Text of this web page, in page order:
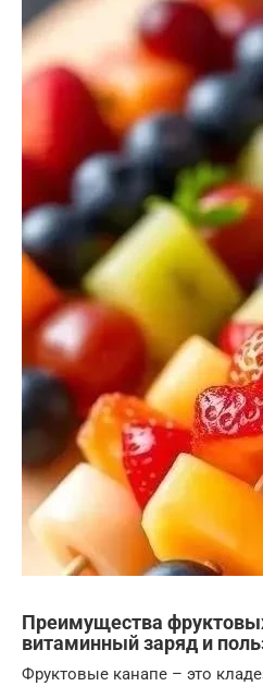
Преимущества
витаминный заряд и
Фруктовые канапе – это